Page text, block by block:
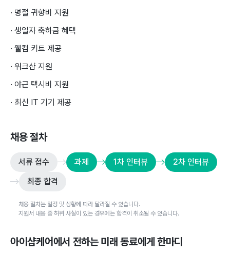
· 명절 귀향비 지원
· 생일자 축하금 혜택
· 웰컴 키트 제공
· 워크샵 지원
· 야근 택시비 지원
· 최신 IT 기기 제공
채용 절차
서류 접수 과제 1차 인터뷰
2차 인터뷰
최종 합격
채용 절차는 일정 및 상황에 따라 달라질 수 있습니다.
지원서 내용 중 허위 사실이 있는 경우에는 합격이 취소될 수 있습니다.
아이샵케어에서 전하는 미래 동료에게 한마디